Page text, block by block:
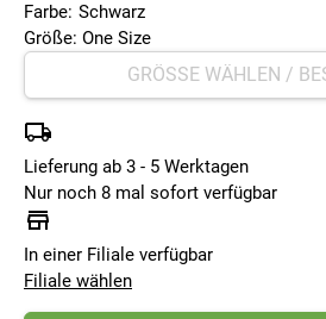
Farbe: Schwarz
Größe: One Size
Lieferung ab 3 - 5 Werktagen
Nur noch 8 mal sofort verfügbar
In einer Filiale verfügbar
Filiale wählen